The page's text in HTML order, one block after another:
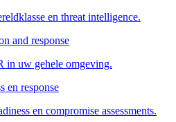
en threat intelligence.
and response
in uw gehele omgeving.
en response
en compromise assessments.